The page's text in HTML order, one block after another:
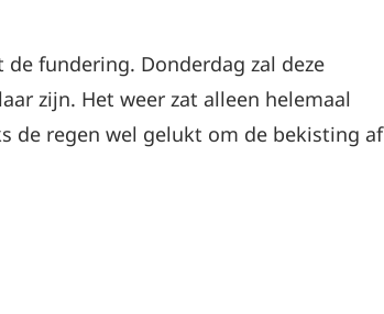
fundering. Donderdag zal deze
zijn. Het weer zat alleen helemaal
de regen wel gelukt om de bekisting af